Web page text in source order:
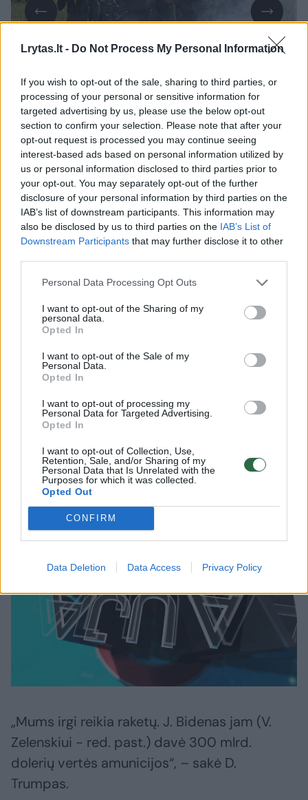
Lrytas.lt - Do Not Process My Personal Information
If you wish to opt-out of the sale, sharing to third parties, or
processing of your personal or sensitive information for
targeted advertising by us, please use the below opt-out
section to confirm your selection. Please note that after your
opt-out request is processed you may continue seeing
interest-based ads based on personal information utilized by
us or personal information disclosed to third parties prior to
your opt-out. You may separately opt-out of the further
disclosure of your personal information by third parties on the
IAB’s list of downstream participants. This information may
also be disclosed by us to third parties on the IAB’s List of
Downstream Participants that may further disclose it to other
Personal Data Processing Opt Outs
I want to opt-out of the Sharing of my
personal data.
Opted In
I want to opt-out of the Sale of my
Personal Data.
Opted In
I want to opt-out of processing my
Personal Data for Targeted Advertising.
Opted In
I want to opt-out of Collection, Use,
Retention, Sale, and/or Sharing of my
Personal Data that Is Unrelated with the
Purposes for which it was collected.
Opted Out
CONFIRM
Data Deletion Data Access Privacy Policy
Daugiau nuotraukų (71)
JAV prezidentas Donaldas Trumpas pareiškė,
kad JAV pačioms reikia raketų, atsakydamas į
Ukrainos prezidento Volodymyro Zelenskio
pakartotinį prašymą suteikti daugiau
tolimojo nuotolio raketų ir oro gynybos
sistemų „Patriot“.
Kalbėdamas su žurnalistais Baltuosiuose
rūmuose rugpjūčio 6 dieną D. Trumpas taip
pat pakomentavo buvusio JAV prezidento
skyrė itin daug karinės pagalbos.
Pravėrė ukrainiečių pinigines: atsakė,
kiek vidutiniškai uždirba ir kaip išsilaiko
šalies ekonomika
„Mums irgi reikia raketų. J. Bidenas jam (V.
Zelenskiui - red. past.) davė 300 mlrd.
dolerių vertės amunicijos“, – sakė D.
Trumpas.